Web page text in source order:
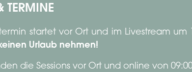
TERMINE
startet vor Ort und im Livestream
Urlaub nehmen!
die Sessions vor Ort und online von